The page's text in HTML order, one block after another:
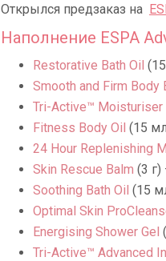
Открылся предзаказ на
Наполнение ESPA
Restorative Bath Oil
Smooth and Firm Body
Tri-Active™ Moisturiser
Fitness Body Oil (15
24 Hour Replenishing
Skin Rescue Balm (3 г)
Soothing Bath Oil (15
Optimal Skin
Energising Shower Gel
Tri-Active™ Advanced